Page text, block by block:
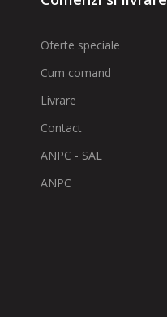
Oferte speciale
Cum comand
Livrare
Contact
ANPC - SAL
ANPC